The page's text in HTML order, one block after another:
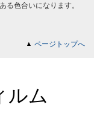
る色合いになります。
ページトップへ
ルム